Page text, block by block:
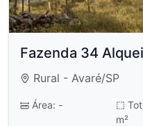
Fazenda 34
Rural - Avaré/SP
Área: -
m²